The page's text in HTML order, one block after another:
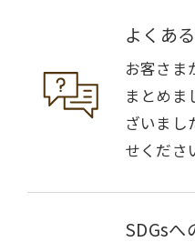
よくあ
お客さま
まとめま
ざいまし
せくださ
SDGsへ